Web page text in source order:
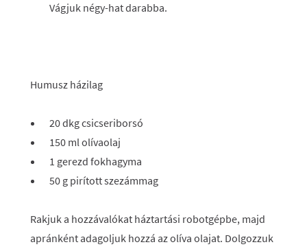
Vágjuk négy-hat darabba.
Humusz házilag
20 dkg csicseriborsó
150 ml olívaolaj
1 gerezd fokhagyma
50 g pirított szezámmag
Rakjuk a hozzávalókat háztartási robotgépbe, majd
apránként adagoljuk hozzá az olíva olajat. Dolgozzuk